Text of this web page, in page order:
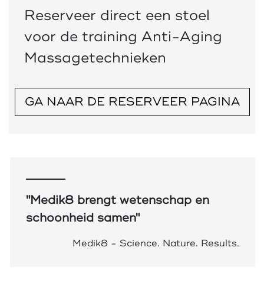
Reserveer direct een stoel
voor de training Anti-Aging
Massagetechnieken
GA NAAR DE RESERVEER PAGINA
"Medik8 brengt wetenschap en
schoonheid samen"
Medik8 - Science. Nature. Results.